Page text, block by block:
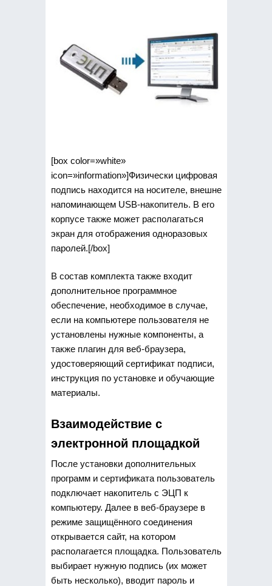
[box color=»white»
icon=»information»]Физически цифровая
подпись находится на носителе, внешне
напоминающем USB-накопитель. В его
корпусе также может располагаться
экран для отображения одноразовых
паролей.[/box]
В состав комплекта также входит
дополнительное программное
обеспечение, необходимое в случае,
если на компьютере пользователя не
установлены нужные компоненты, а
также плагин для веб-браузера,
удостоверяющий сертификат подписи,
инструкция по установке и обучающие
материалы.
Взаимодействие с
электронной площадкой
После установки дополнительных
программ и сертификата пользователь
подключает накопитель с ЭЦП к
компьютеру. Далее в веб-браузере в
режиме защищённого соединения
открывается сайт, на котором
располагается площадка. Пользователь
выбирает нужную подпись (их может
быть несколько), вводит пароль и